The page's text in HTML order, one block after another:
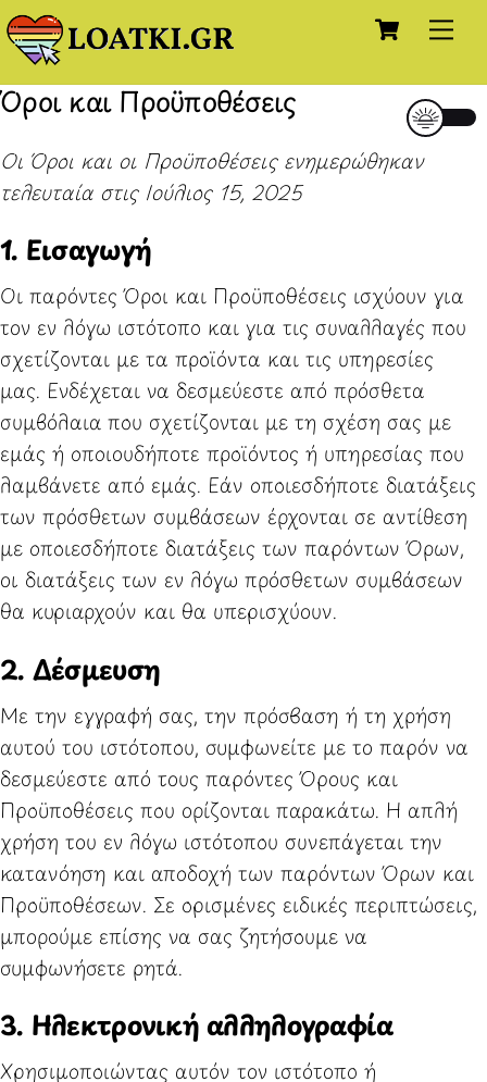
Skip
to
content
Cart
Όροι και Προϋποθέσεις
Οι Όροι και οι Προϋποθέσεις ενημερώθηκαν
τελευταία στις Ιούλιος 15, 2025
1. Εισαγωγή
Οι παρόντες Όροι και Προϋποθέσεις ισχύουν για
τον εν λόγω ιστότοπο και για τις συναλλαγές που
σχετίζονται με τα προϊόντα και τις υπηρεσίες
μας. Ενδέχεται να δεσμεύεστε από πρόσθετα
συμβόλαια που σχετίζονται με τη σχέση σας με
εμάς ή οποιουδήποτε προϊόντος ή υπηρεσίας που
λαμβάνετε από εμάς. Εάν οποιεσδήποτε διατάξεις
των πρόσθετων συμβάσεων έρχονται σε αντίθεση
με οποιεσδήποτε διατάξεις των παρόντων Όρων,
οι διατάξεις των εν λόγω πρόσθετων συμβάσεων
θα κυριαρχούν και θα υπερισχύουν.
2. Δέσμευση
Με την εγγραφή σας, την πρόσβαση ή τη χρήση
αυτού του ιστότοπου, συμφωνείτε με το παρόν να
δεσμεύεστε από τους παρόντες Όρους και
Προϋποθέσεις που ορίζονται παρακάτω. Η απλή
χρήση του εν λόγω ιστότοπου συνεπάγεται την
κατανόηση και αποδοχή των παρόντων Όρων και
Προϋποθέσεων. Σε ορισμένες ειδικές περιπτώσεις,
μπορούμε επίσης να σας ζητήσουμε να
συμφωνήσετε ρητά.
3. Ηλεκτρονική αλληλογραφία
Χρησιμοποιώντας αυτόν τον ιστότοπο ή